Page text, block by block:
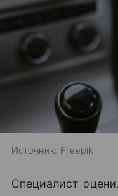
Источник: Freepik
Специалист